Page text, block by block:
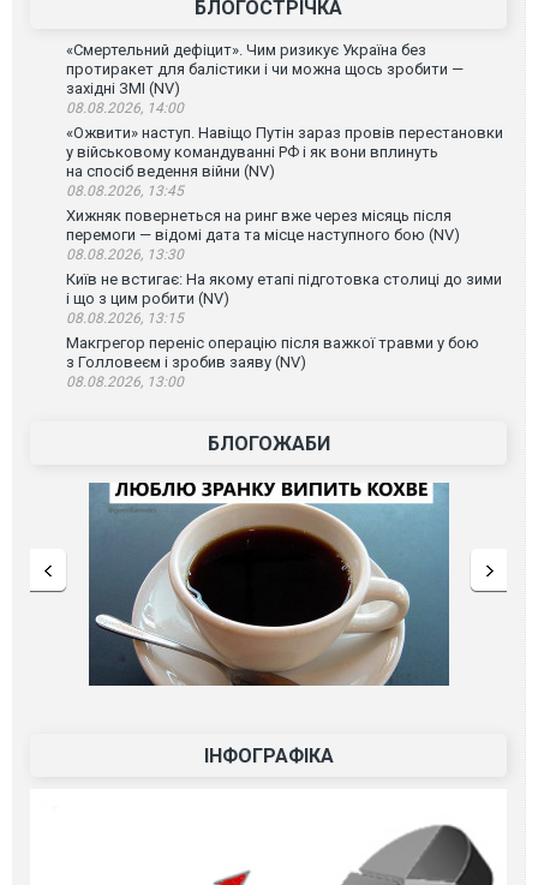
БЛОГОСТРІЧКА
«Смертельний дефіцит». Чим ризикує Україна без
протиракет для балістики і чи можна щось зробити —
західні ЗМІ (NV)
08.08.2026, 14:00
«Ожвити» наступ. Навіщо Путін зараз провів перестановки
у військовому командуванні РФ і як вони вплинуть
на спосіб ведення війни (NV)
08.08.2026, 13:45
Хижняк повернеться на ринг вже через місяць після
перемоги — відомі дата та місце наступного бою (NV)
08.08.2026, 13:30
Київ не встигає: На якому етапі підготовка столиці до зими
і що з цим робити (NV)
08.08.2026, 13:15
Макгрегор переніс операцію після важкої травми у бою
з Голловеєм і зробив заяву (NV)
08.08.2026, 13:00
БЛОГОЖАБИ
ІНФОГРАФІКА